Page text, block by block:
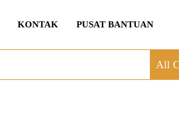
KONTAK PUSAT BANTUAN